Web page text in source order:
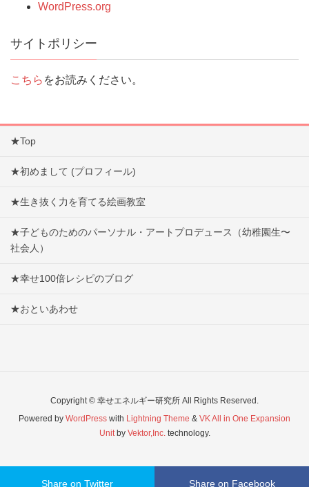
WordPress.org
サイトポリシー
こちら をお読みください。
★Top
★初めまして (プロフィール)
★生き抜く力を育てる絵画教室
★子どものためのパーソナル・アートプロデュース（幼稚園生〜
社会人）
★幸せ100倍レシピのブログ
★おといあわせ
Copyright © 幸せエネルギー研究所 All Rights Reserved.
Powered by WordPress with Lightning Theme & VK All in One Expansion
Unitby Vektor,Inc.technology.
Share on Twitter Share on Facebook